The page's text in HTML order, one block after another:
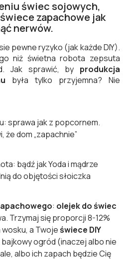
świec sojowych,
zapachowe jak
nerwów.
pewne ryzyko (jak każde DIY).
niż świetna robota zepsuta
Jak sprawić, by produkcja
była tylko przyjemna? Nie
sprawa jak z popcornem.
że dom „zapachnie”
bądź jak Yoda i mądrze
do objętości słoiczka
: olejek do świec
Trzymaj się proporcji 8-12%
wosku, a Twojeświece DIY
ogród (inaczej albo nie
albo ich zapach będzie Cię